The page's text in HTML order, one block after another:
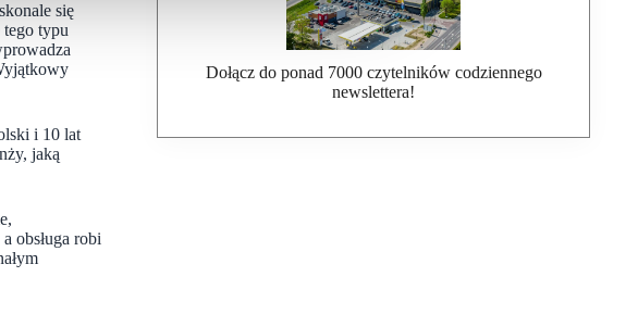
się
tego typu
i 10 lat
jaką
obsługa robi
Dołącz do ponad 7000 czytelników codziennego
newslettera!